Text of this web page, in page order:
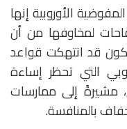
الأوروبية إنها
لمخاوفها من أن
قد انتهكت قواعد
التي تحظر إساءة
إلى ممارسات
بالمنافسة.